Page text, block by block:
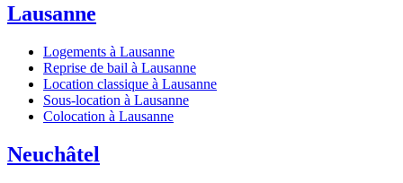
Lausanne
Logements à Lausanne
Reprise de bail à Lausanne
Location classique à Lausanne
Sous-location à Lausanne
Colocation à Lausanne
Neuchâtel